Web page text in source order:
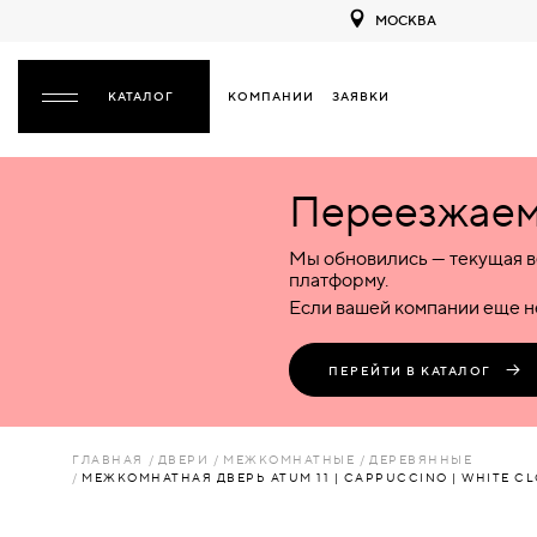
МОСКВА
КОМПАНИИ ЗАЯВКИ
НАЗАД
ПЛАСТИКОВЫЕ
ЛЮКИ
Межкомнатные
Деревянные
Пластиковые
Комбинированные
Входные
Металлические
Пластиковые
Стеклянные
Комбинированные
Специализированные
Металлические
Пластиковые
Стеклянные
Комбинированные
Мы обновились — текущая
платформу.
Если вашей компании еще
ПЕРЕЙТИ В КАТАЛОГ
ГЛАВНАЯ ДВЕРИ МЕЖКОМНАТНЫЕ
ДЕРЕВЯННЫЕ
МЕЖКОМНАТНАЯ ДВЕРЬ ATUM 11 | CAPPUCCINO | WHITE